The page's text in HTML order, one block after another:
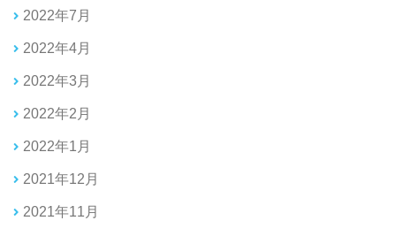
2022年7月
2022年4月
2022年3月
2022年2月
2022年1月
2021年12月
2021年11月